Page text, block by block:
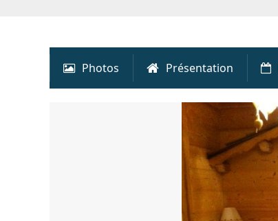
Photos Présentation